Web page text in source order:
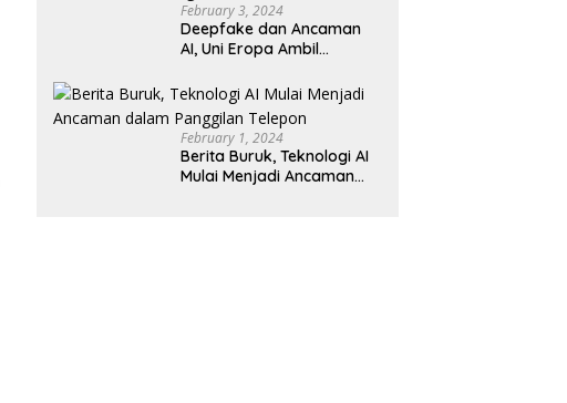
February 3, 2024
Deepfake dan Ancaman
AI, Uni Eropa Ambil
February 1, 2024
Berita Buruk, Teknologi AI
Mulai Menjadi Ancaman